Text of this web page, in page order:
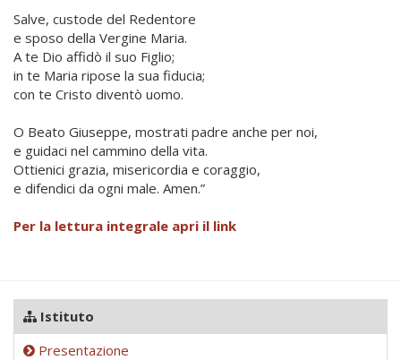
Salve, custode del Redentore
e sposo della Vergine Maria.
A te Dio affidò il suo Figlio;
in te Maria ripose la sua fiducia;
con te Cristo diventò uomo.
O Beato Giuseppe, mostrati padre anche per noi,
e guidaci nel cammino della vita.
Ottienici grazia, misericordia e coraggio,
e difendici da ogni male. Amen.”
Per la lettura integrale apri il link
Istituto
Presentazione